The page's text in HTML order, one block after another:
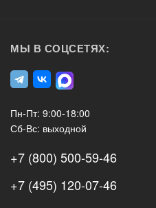
МЫ В СОЦСЕТЯХ:
Пн-Пт: 9:00-18:00
Сб-Вс: выходной
+7 (800) 500-59-46
+7 (495) 120-07-46